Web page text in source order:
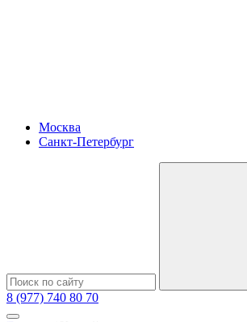
Москва
Санкт-Петербург
8 (977) 740 80 70